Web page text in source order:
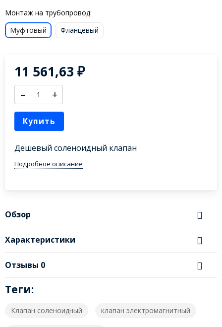
Монтаж на трубопровод:
Муфтовый
Фланцевый
11 561,63₽
– +
Купить
Дешевый соленоидный клапан
Подробное описание
Обзор
Характеристики
Отзывы 0
Теги:
Клапан соленоидный клапан электромагнитный